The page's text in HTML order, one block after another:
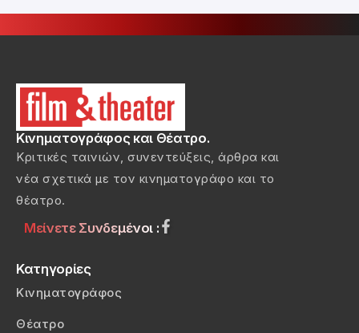
Κινηματογράφος και Θέατρο.
Κριτικές ταινιών, συνεντεύξεις, άρθρα και
νέα σχετικά με τον κινηματογράφο και το
θέατρο.
Μείνετε Συνδεμένοι :
Κατηγορίες
Κινηματογράφος
Θέατρο